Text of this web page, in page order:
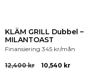
KLÄM GRILL Dubbel –
MILANTOAST
Finansiering 345 kr/mån
12,400kr 10,540 kr